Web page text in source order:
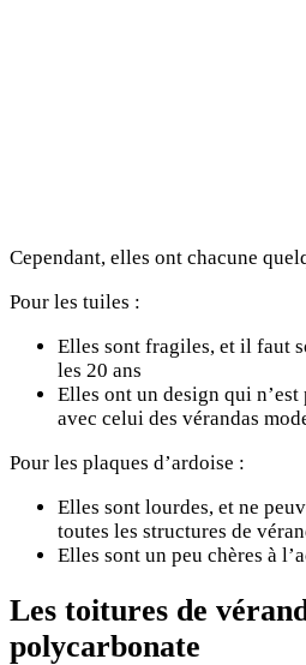
Cependant, elles ont chacune
Pour les tuiles :
Elles sont fragiles, et il faut
les 20 ans
Elles ont un design qui
avec celui des vérandas
Pour les plaques d’ardoise :
Elles sont lourdes, et ne
toutes les structures de
Elles sont un peu chères à
Les toitures de
polycarbonate